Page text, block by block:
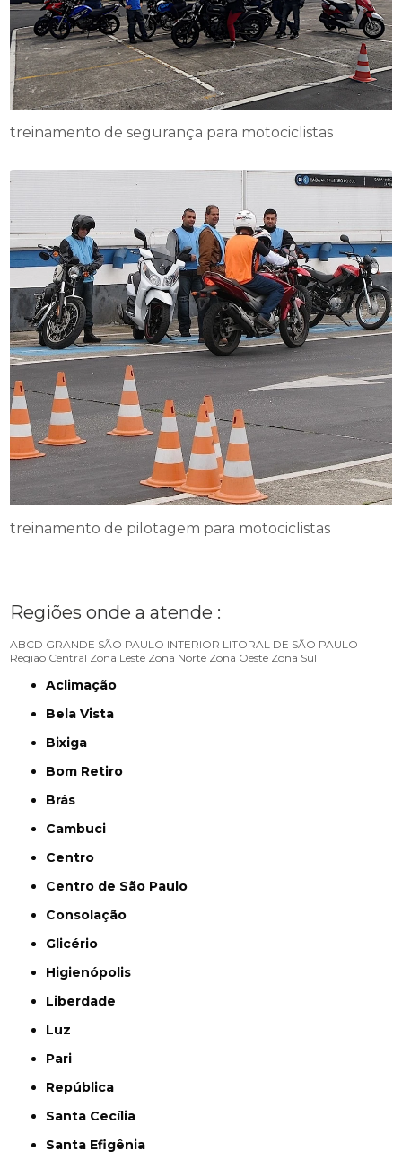
treinamento de segurança para motociclistas
treinamento de pilotagem para motociclistas
Regiões onde a atende :
ABCD GRANDE SÃO PAULO INTERIOR LITORAL DE SÃO PAULO
Região Central Zona Leste Zona Norte Zona Oeste Zona Sul
Aclimação
Bela Vista
Bixiga
Bom Retiro
Brás
Cambuci
Centro
Centro de São Paulo
Consolação
Glicério
Higienópolis
Liberdade
Luz
Pari
República
Santa Cecília
Santa Efigênia